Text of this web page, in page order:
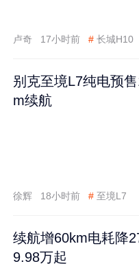
卢奇 17小时前 # 长城H10
别克至境L7纯电预
m续航
徐辉 18小时前 # 至境L7
续航增60km电耗降
9.98万起